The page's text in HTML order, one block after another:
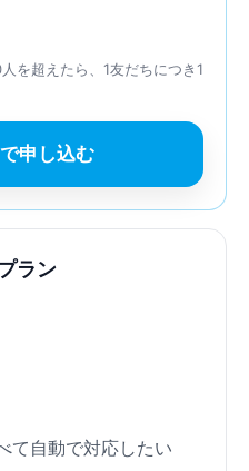
を超えたら、1友だちにつき1
申し込む
ラン
て自動で対応したい